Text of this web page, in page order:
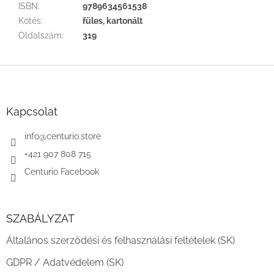
ISBN:
9789634561538
Kötés:
füles, kartonált
Oldalszám: 319
Kapcsolat
info@centurio.store
+421 907 808 715
Centurio Facebook
SZABÁLYZAT
Általános szerződési és felhasználási feltételek (SK)
GDPR / Adatvédelem (SK)